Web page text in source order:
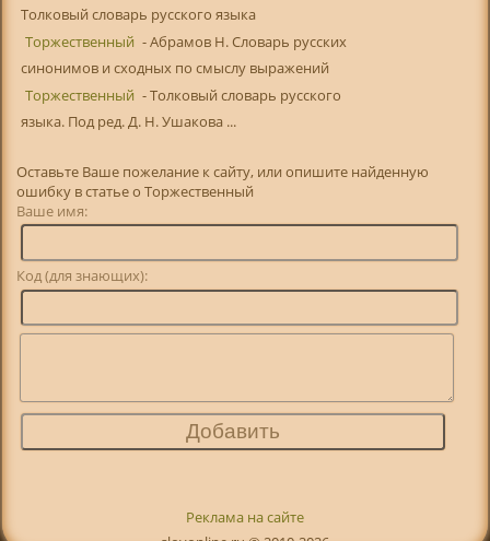
Толковый словарь русского языка
Торжественный - Абрамов Н. Словарь русских
синонимов и сходных по смыслу выражений
Торжественный - Толковый словарь русского
языка. Под ред. Д. Н. Ушакова ...
Оставьте Ваше пожелание к сайту, или опишите найденную
ошибку в статье о Торжественный
Ваше имя:
Код (для знающих):
Реклама на сайте